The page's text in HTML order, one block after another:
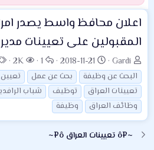
اعلان محافظ واسط يصدر امرا
المقبولين على تعيينات
ب
ا
د
ئ
ا
م
Gardi
ت
ا
ر
ي
خ
ل
2018-11-21
ا
ل
ر
د
1
ا
ل
م
ش
2K
البحث عن وظيفة
بحث عن عمل تعيين
تعيينات العراق
توظيف شباب
وظائف العراق
وظيفة
~¤ô تعيينات العراق ô¤~